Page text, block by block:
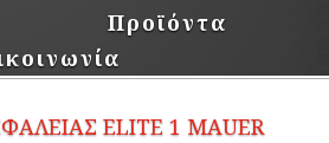
Προϊόντα
ELITE 1 MAUER